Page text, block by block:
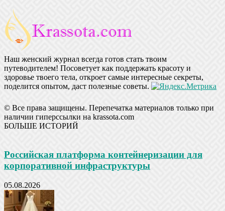
Наш женский журнал всегда готов стать твоим
путеводителем! Посоветует как поддержать красоту и
здоровье твоего тела, откроет самые интересные секреты,
поделится опытом, даст полезные советы.
© Все права защищены. Перепечатка материалов только при
наличии гиперссылки на krassota.com
БОЛЬШЕ ИСТОРИЙ
Российская платформа контейнеризации для
корпоративной инфраструктуры
05.08.2026